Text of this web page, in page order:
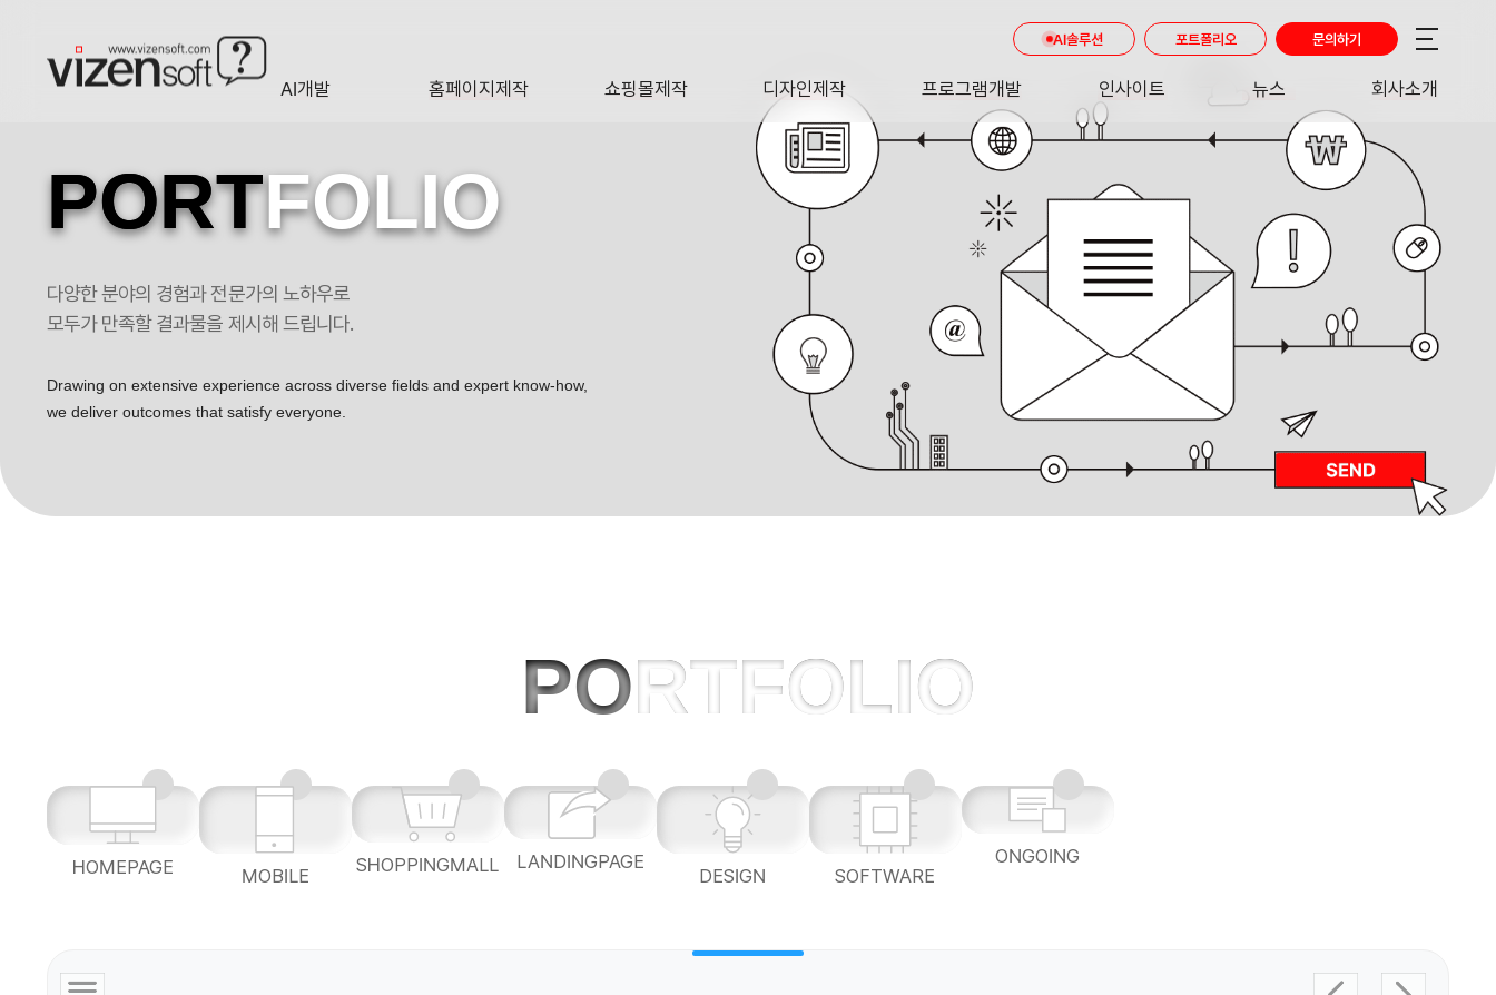
AI개발 홈페이지제작 쇼핑몰제작 디자인제작
DESIGN
프로그램개발
SOFTWARE
인사이트
INSIGHT
뉴스
NEWS
회사소개
AI솔루션 포트폴리오 문의하기
기업위협 요인을 해결하고 사후 과세관청 소명까지 관리하는 세무지원닷컴 택스리턴컴퍼니 포트폴리오
PORTFOLIO
다양한 분야의 경험과 전문가의 노하우로
모두가 만족할 결과물을 제시해 드립니다.
Drawing on extensive experience across diverse fields and expert know-how,
we deliver outcomes that satisfy everyone.
PORTFOLIO
HOMEPAGE MOBILE SHOPPINGMALL LANDINGPAGE
DESIGN SOFTWARE
ONGOING